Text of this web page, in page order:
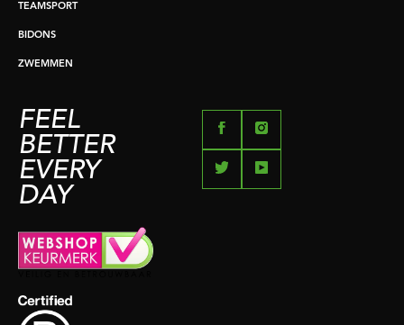
TEAMSPORT
BIDONS
ZWEMMEN
FEEL
BETTER
EVERY
DAY